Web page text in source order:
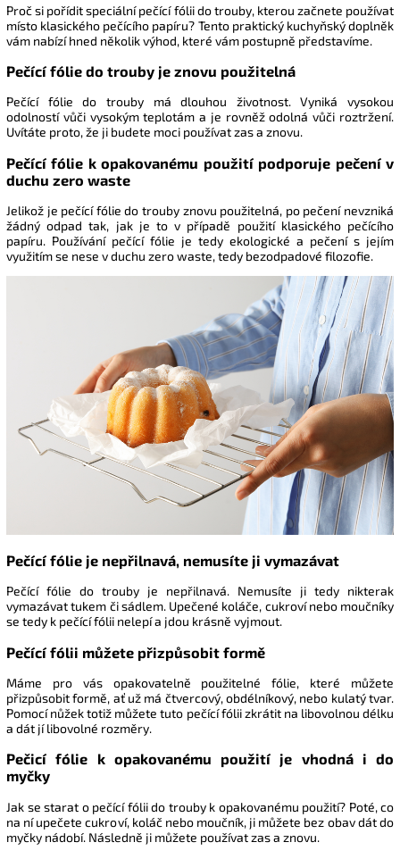
Proč si pořídit speciální pečící fólii do trouby, kterou začnete používat
místo klasického pečícího papíru? Tento praktický kuchyňský doplněk
vám nabízí hned několik výhod, které vám postupně představíme.
Pečící fólie do trouby je znovu použitelná
Pečící fólie do trouby má dlouhou životnost. Vyniká vysokou
odolností vůči vysokým teplotám a je rovněž odolná vůči roztržení.
Uvítáte proto, že ji budete moci používat zas a znovu.
Pečící fólie k opakovanému použití podporuje pečení v
duchu zero waste
Jelikož je pečící fólie do trouby znovu použitelná, po pečení nevzniká
žádný odpad tak, jak je to v případě použití klasického pečícího
papíru. Používání pečící fólie je tedy ekologické a pečení s jejím
využitím se nese v duchu zero waste, tedy bezodpadové filozofie.
Pečící fólie je nepřilnavá, nemusíte ji vymazávat
Pečící fólie do trouby je nepřilnavá. Nemusíte ji tedy nikterak
vymazávat tukem či sádlem. Upečené koláče, cukroví nebo moučníky
se tedy k pečící fólii nelepí a jdou krásně vyjmout.
Pečící fólii můžete přizpůsobit formě
Máme pro vás opakovatelně použitelné fólie, které můžete
přizpůsobit formě, ať už má čtvercový, obdélníkový, nebo kulatý tvar.
Pomocí nůžek totiž můžete tuto pečící fólii zkrátit na libovolnou délku
a dát jí libovolné rozměry.
Pečicí fólie k opakovanému použití je vhodná i do
myčky
Jak se starat o pečící fólii do trouby k opakovanému použití? Poté, co
na ní upečete cukroví, koláč nebo moučník, ji můžete bez obav dát do
myčky nádobí. Následně ji můžete používat zas a znovu.